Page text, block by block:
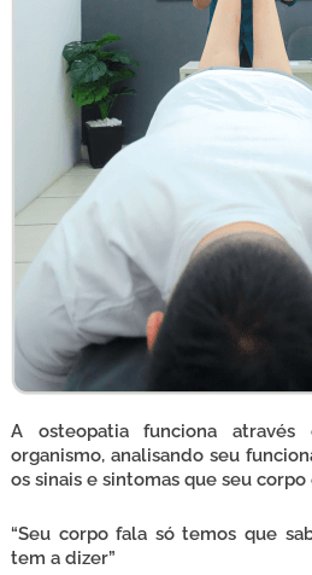
A osteopatia funciona
organismo, analisando seu
os sinais e sintomas que seu
“Seu corpo fala só temos que
tem a dizer”